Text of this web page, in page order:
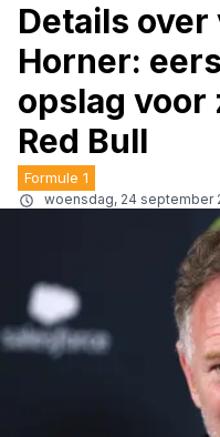
Details
Horner:
opslag voor
Red Bull
Formule 1
woensdag, 24 september